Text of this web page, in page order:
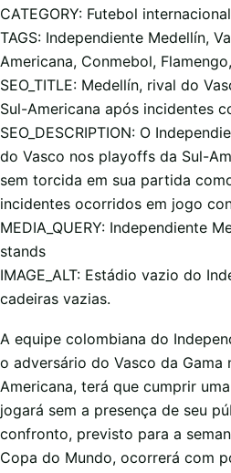
CATEGORY: Futebol internacional
TAGS: Independiente Medellín,
Americana, Conmebol,
SEO_TITLE: Medellín, rival do
Sul-Americana após incidentes
SEO_DESCRIPTION: O
do Vasco nos playoffs da Sul-
sem torcida em sua partida
incidentes ocorridos em jogo
MEDIA_QUERY: Independiente
stands
IMAGE_ALT: Estádio vazio do
cadeiras vazias.
A equipe colombiana do
o adversário do Vasco da
Americana, terá que cumprir
jogará sem a presença de seu
confronto, previsto para a
Copa do Mundo, ocorrerá com